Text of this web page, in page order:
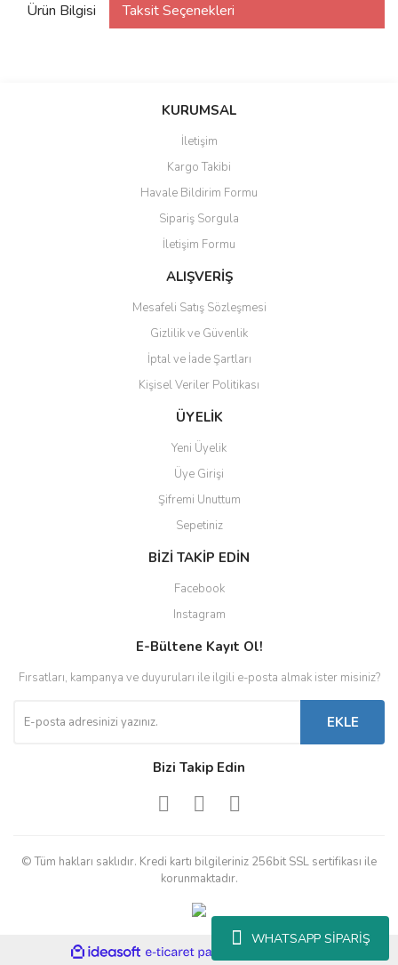
WHATSAPP SİPARİŞ
Ürün Bilgisi Taksit Seçenekleri
KURUMSAL
İletişim
Kargo Takibi
Havale Bildirim Formu
Sipariş Sorgula
İletişim Formu
ALIŞVERİŞ
Mesafeli Satış Sözleşmesi
Gizlilik ve Güvenlik
İptal ve İade Şartları
Kişisel Veriler Politikası
ÜYELİK
Yeni Üyelik
Üye Girişi
Şifremi Unuttum
Sepetiniz
BİZİ TAKİP EDİN
Facebook
Instagram
E-Bültene Kayıt Ol!
Fırsatları, kampanya ve duyuruları ile ilgili e-posta almak ister misiniz?
EKLE
Bizi Takip Edin
© Tüm hakları saklıdır. Kredi kartı bilgileriniz 256bit SSL sertifikası ile
korunmaktadır.
ideasoft